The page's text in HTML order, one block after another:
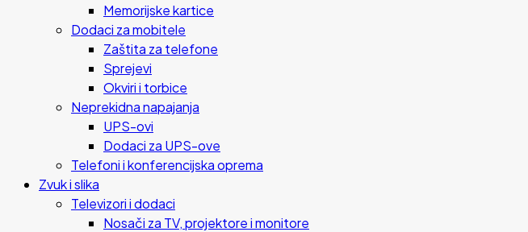
Memorijske kartice
Dodaci za mobitele
Zaštita za telefone
Sprejevi
Okviri i torbice
Neprekidna napajanja
UPS-ovi
Dodaci za UPS-ove
Telefoni i konferencijska oprema
Zvuk i slika
Televizori i dodaci
Nosači za TV, projektore i monitore